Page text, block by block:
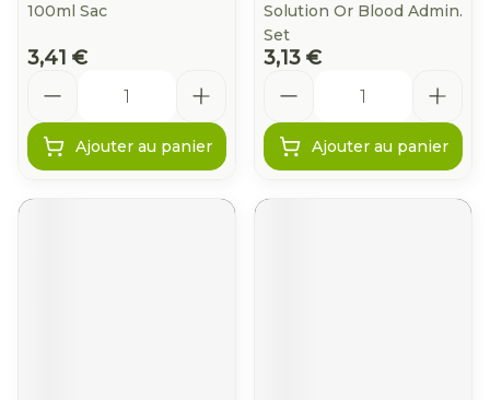
100ml Sac
3,41 €
Ajouter au panier
Solution Or Blood Admin.
Set
3,13 €
Ajouter au panier